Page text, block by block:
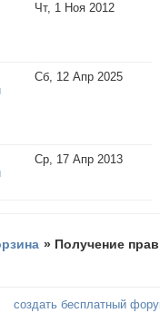
Чт, 1 Ноя 2012
Сб, 12 Апр 2025
Ср, 17 Апр 2013
» Получение прав
создать бесплатный